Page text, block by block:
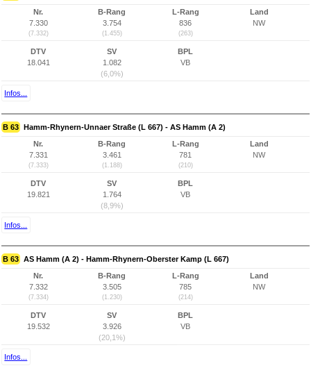
Nr.
7.330
(7.332)
B-Rang
3.754
(1.455)
L-Rang
836
(263)
Land
NW
DTV
18.041
SV
1.082
(6,0%)
BPL
VB
Infos...
B 63 Hamm-Rhynern-Unnaer Straße (L 667) - AS Hamm (A 2)
Nr.
7.331
(7.333)
B-Rang
3.461
(1.188)
L-Rang
781
(210)
Land
NW
DTV
19.821
SV
1.764
(8,9%)
BPL
VB
Infos...
B 63 AS Hamm (A 2) - Hamm-Rhynern-Oberster Kamp (L 667)
Nr.
7.332
(7.334)
B-Rang
3.505
(1.230)
L-Rang
785
(214)
Land
NW
DTV
19.532
SV
3.926
(20,1%)
BPL
VB
Infos...